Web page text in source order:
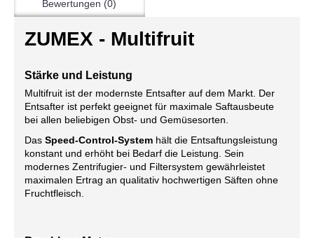
Bewertungen (0)
ZUMEX - Multifruit
Stärke und Leistung
Multifruit ist der modernste Entsafter auf dem Markt. Der
Entsafter ist perfekt geeignet für maximale Saftausbeute
bei allen beliebigen Obst- und Gemüsesorten.
Das Speed-Control-System hält die Entsaftungsleistung
konstant und erhöht bei Bedarf die Leistung. Sein
modernes Zentrifugier- und Filtersystem gewährleistet
maximalen Ertrag an qualitativ hochwertigen Säften ohne
Fruchtfleisch.